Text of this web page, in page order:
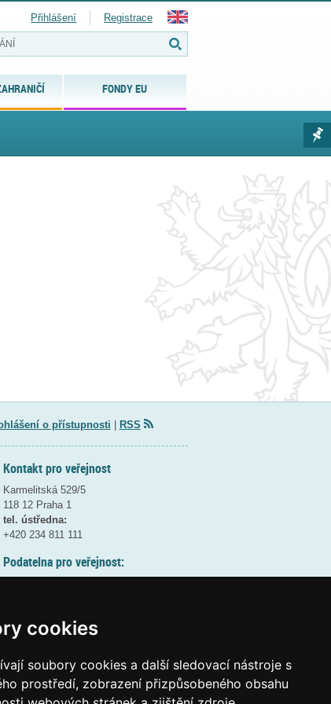
cookies
soubory cookies a další sledovací nástroje s
prostředí, zobrazení přizpůsobeného obsahu
FONDY EU
Přihlášení Registrace
o přístupnosti RSS
Kontakt pro veřejnost
Karmelitská 529/5
118 12 Praha 1
tel. ústředna:
+420 234 811 111
Podatelna pro veřejnost:
(více informací
Elektronická podatelna: